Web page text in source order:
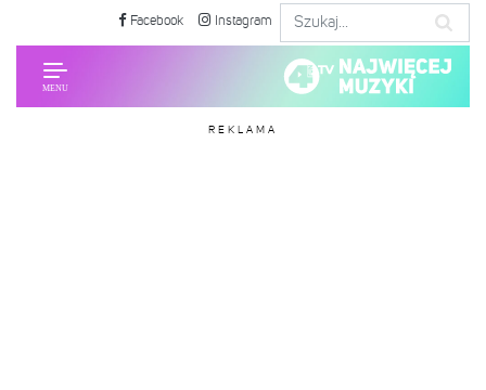
Facebook Instagram
REKLAMA